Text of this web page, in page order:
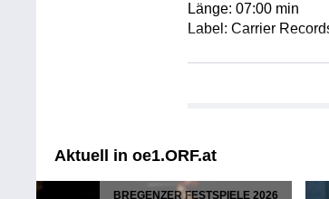
Länge: 07:00 min
Label: Carrier
Komponist/
Ausführender/
Länge: 03:59 min
Aktuell in oe1.ORF.at
BREGENZER FESTSPIELE 2026